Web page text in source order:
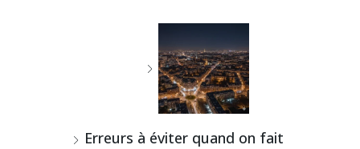
Erreurs à éviter quand on fait